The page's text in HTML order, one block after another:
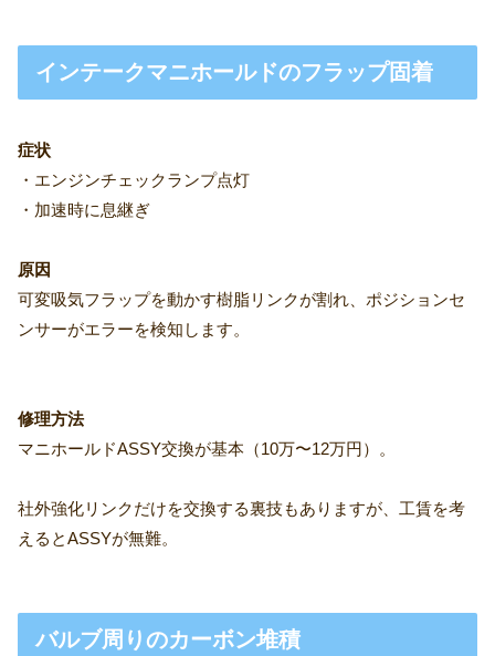
インテークマニホールドのフラップ固着
症状
・エンジンチェックランプ点灯
・加速時に息継ぎ
原因
可変吸気フラップを動かす樹脂リンクが割れ、ポジションセ
ンサーがエラーを検知します。
修理方法
マニホールドASSY交換が基本（10万〜12万円）。
社外強化リンクだけを交換する裏技もありますが、工賃を考
えるとASSYが無難。
バルブ周りのカーボン堆積